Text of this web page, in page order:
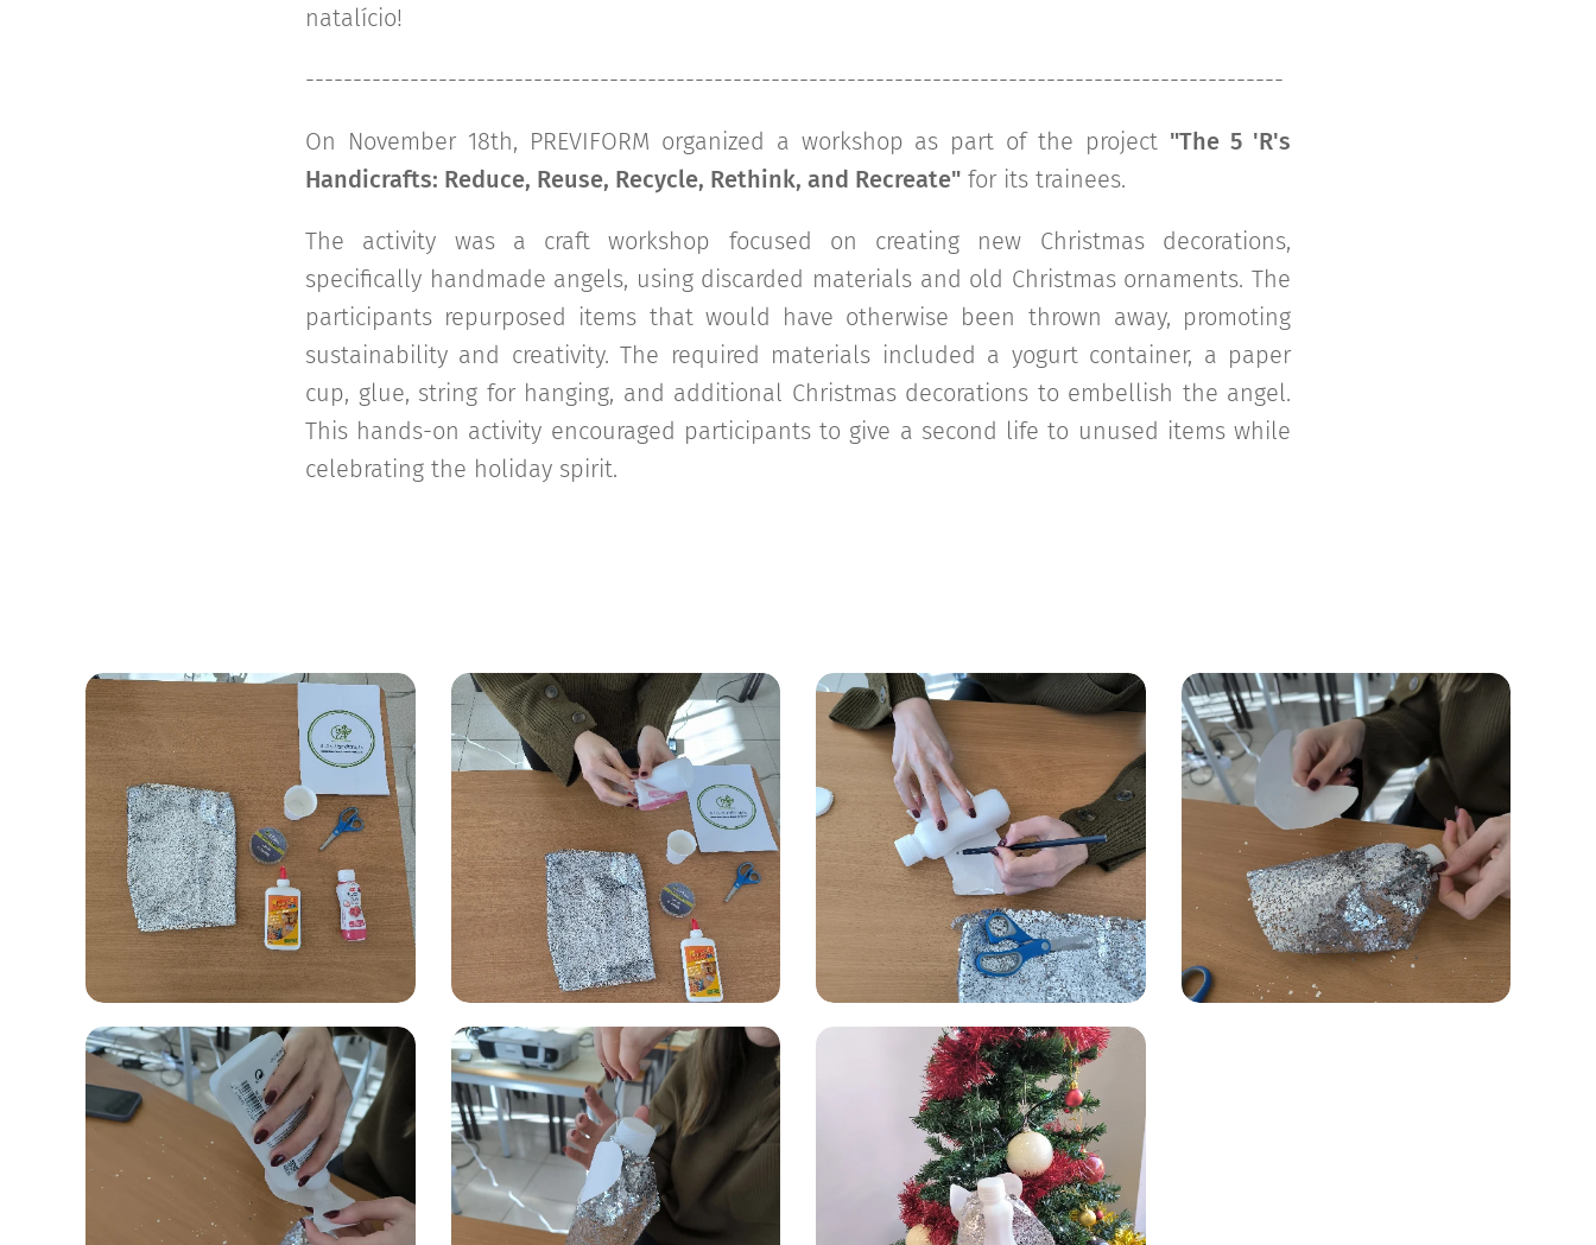
natalício!
-------------------------------------------------------------------------------------------------------
On November 18th, PREVIFORM organized a workshop as part of the project "The 5 'R's
Handicrafts: Reduce, Reuse, Recycle, Rethink, and Recreate" for its trainees.
The activity was a craft workshop focused on creating new Christmas decorations,
specifically handmade angels, using discarded materials and old Christmas ornaments. The
participants repurposed items that would have otherwise been thrown away, promoting
sustainability and creativity. The required materials included a yogurt container, a paper
cup, glue, string for hanging, and additional Christmas decorations to embellish the angel.
This hands-on activity encouraged participants to give a second life to unused items while
celebrating the holiday spirit.